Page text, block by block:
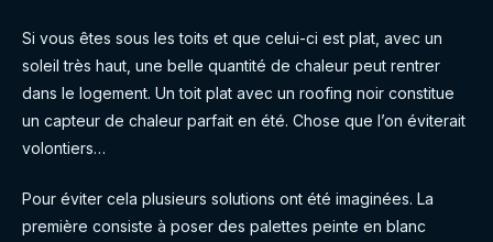
Si vous êtes sous les toits et que celui-ci est plat, avec un
soleil très haut, une belle quantité de chaleur peut rentrer
dans le logement. Un toit plat avec un roofing noir constitue
un capteur de chaleur parfait en été. Chose que l’on éviterait
volontiers…
Pour éviter cela plusieurs solutions ont été imaginées. La
première consiste à poser des palettes peinte en blanc